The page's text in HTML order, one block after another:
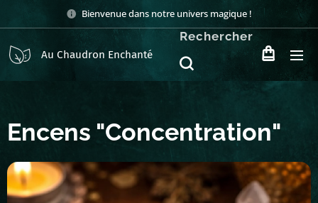
Bienvenue dans notre univers magique !
Au Chaudron Enchanté
Rechercher
Encens "Concentration"